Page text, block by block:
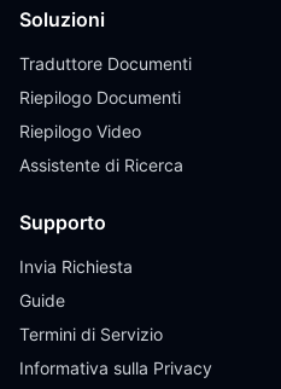
Soluzioni
Traduttore Documenti
Riepilogo Documenti
Riepilogo Video
Assistente di Ricerca
Supporto
Invia Richiesta
Guide
Termini di Servizio
Informativa sulla Privacy